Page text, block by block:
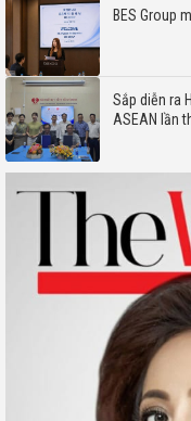
BES Group
Sắp diễn ra
ASEAN lần